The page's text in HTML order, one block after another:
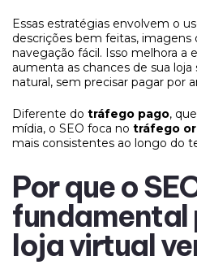
Essas estratégias envolvem o
descrições bem feitas, imagens
navegação fácil. Isso melhora a
aumenta as chances de sua
natural, sem precisar pagar por
Diferente do tráfego pago,
mídia, o SEO foca no tráfego
mais consistentes ao longo do
Por que o
fundamental
loja virtual